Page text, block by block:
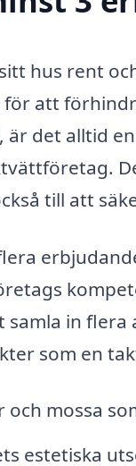
hus rent
att
är det alltid
till att
samla in
som en
och mossa
estetiska